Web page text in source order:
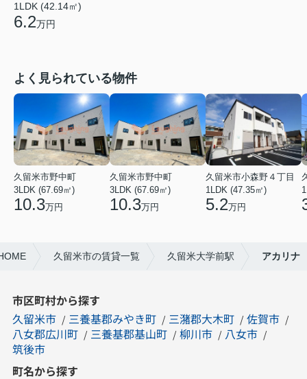
1LDK (42.14㎡)
6.2万円
よく見られている物件
久留米市野中町
3LDK (67.69㎡)
10.3万円
久留米市野中町
3LDK (67.69㎡)
10.3万円
久留米市小森野４丁目
1LDK (47.35㎡)
5.2万円
久留米市の賃貸一覧 久留米大学前駅 アカリナ
市区町村から探す
久留米市
三養基郡みやき町 三潴郡大木町
佐賀市
八女郡広川町
三養基郡基山町 柳川市
八女市
筑後市
町名から探す